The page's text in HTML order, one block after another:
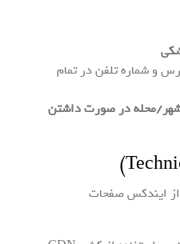
و شماره تلفن در تمام
محله در صورت داشتن
ایندکس صفحات